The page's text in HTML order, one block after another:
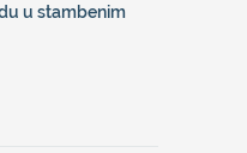
u stambenim